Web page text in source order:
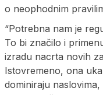
o neophodnim
“Potrebna nam je
To bi značilo i
izradu nacrta novih
Istovremeno, ona
dominiraju